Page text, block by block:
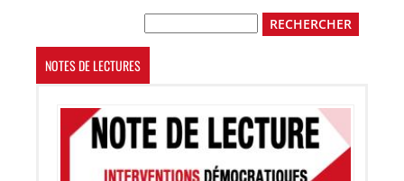
NOTES DE LECTURES
Image